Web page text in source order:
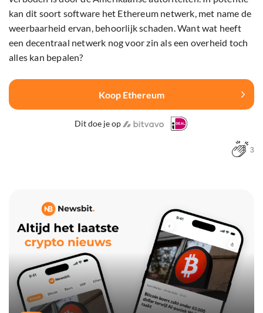
kan dit soort software het Ethereum netwerk, met name de
weerbaarheid ervan, behoorlijk schaden. Want wat heeft
een decentraal netwerk nog voor zin als een overheid toch
alles kan bepalen?
Koop Ethereum
Dit doe je op
3